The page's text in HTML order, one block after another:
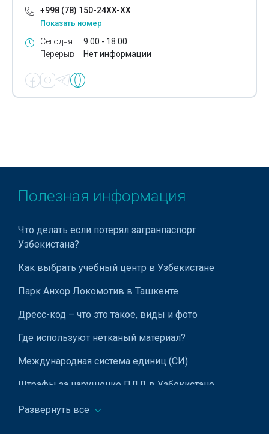
+998 (78) 150-24XX-XX
Показать номер
Сегодня
Перерыв
9:00 - 18:00
Нет информации
Полезная информация
Что делать если потерял загранпаспорт
Узбекистана?
Как выбрать учебный центр в Узбекистане
Парк Анхор Локомотив в Ташкенте
Дресс-код – что это такое, виды и фото
Где используют нетканый материал?
Международная система единиц (СИ)
Штрафы за нарушение ПДД в Узбекистане
Прогноз погоды в Узбекистане
Развернуть все